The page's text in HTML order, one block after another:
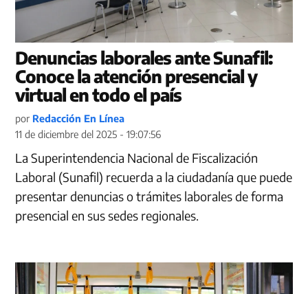
Denuncias laborales ante Sunafil:
Conoce la atención presencial y
virtual en todo el país
por Redacción En Línea
11 de diciembre del 2025 - 19:07:56
La Superintendencia Nacional de Fiscalización
Laboral (Sunafil) recuerda a la ciudadanía que puede
presentar denuncias o trámites laborales de forma
presencial en sus sedes regionales.